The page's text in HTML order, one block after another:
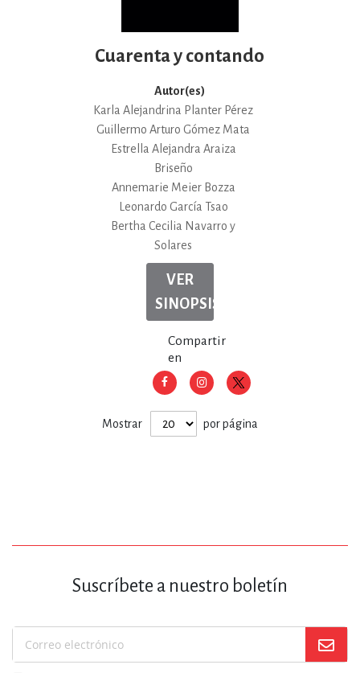
Cuarenta y contando
Autor(es)
Karla Alejandrina Planter Pérez
Guillermo Arturo Gómez Mata
Estrella Alejandra Araiza
Briseño
Annemarie Meier Bozza
Leonardo García Tsao
Bertha Cecilia Navarro y
Solares
VER
SINOPSIS
Compartir
en
Mostrar por página
Suscríbete a nuestro boletín
Suscríbase
a